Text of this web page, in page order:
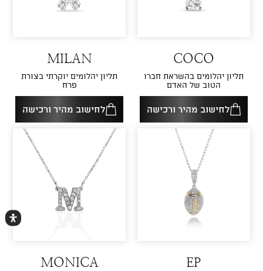
COCO
תליון יהלומים בהשראת חברו
הטוב של האדם
לחישוב מהיר ורכישה
MILAN
תליון יהלומים יוקרתי בצורת
פרח
לחישוב מהיר ורכישה
EP
MONICA